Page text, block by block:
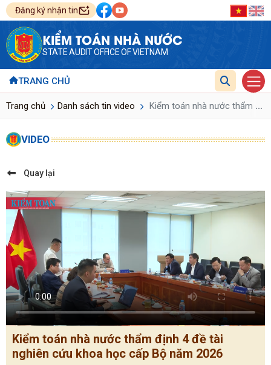
Đăng ký nhận tin
KIỂM TOÁN NHÀ NƯỚC
STATE AUDIT OFFICE OF VIETNAM
TRANG CHỦ
Trang chủ Danh sách tin video Kiểm toán nhà nước thẩm ...
VIDEO
Quay lại
Kiểm toán nhà nước thẩm định 4 đề tài
nghiên cứu khoa học cấp Bộ năm 2026